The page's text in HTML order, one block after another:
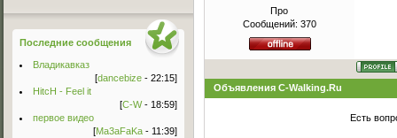
Про
Сообщений: 370
Объявления C-Walking.Ru
Есть
Последние сообщения
Владикавказ
[dancebize - 22:15]
HitcH - Feel it
[C-W- 18:59]
первое видео
[Ma3aFaKa - 11:39]